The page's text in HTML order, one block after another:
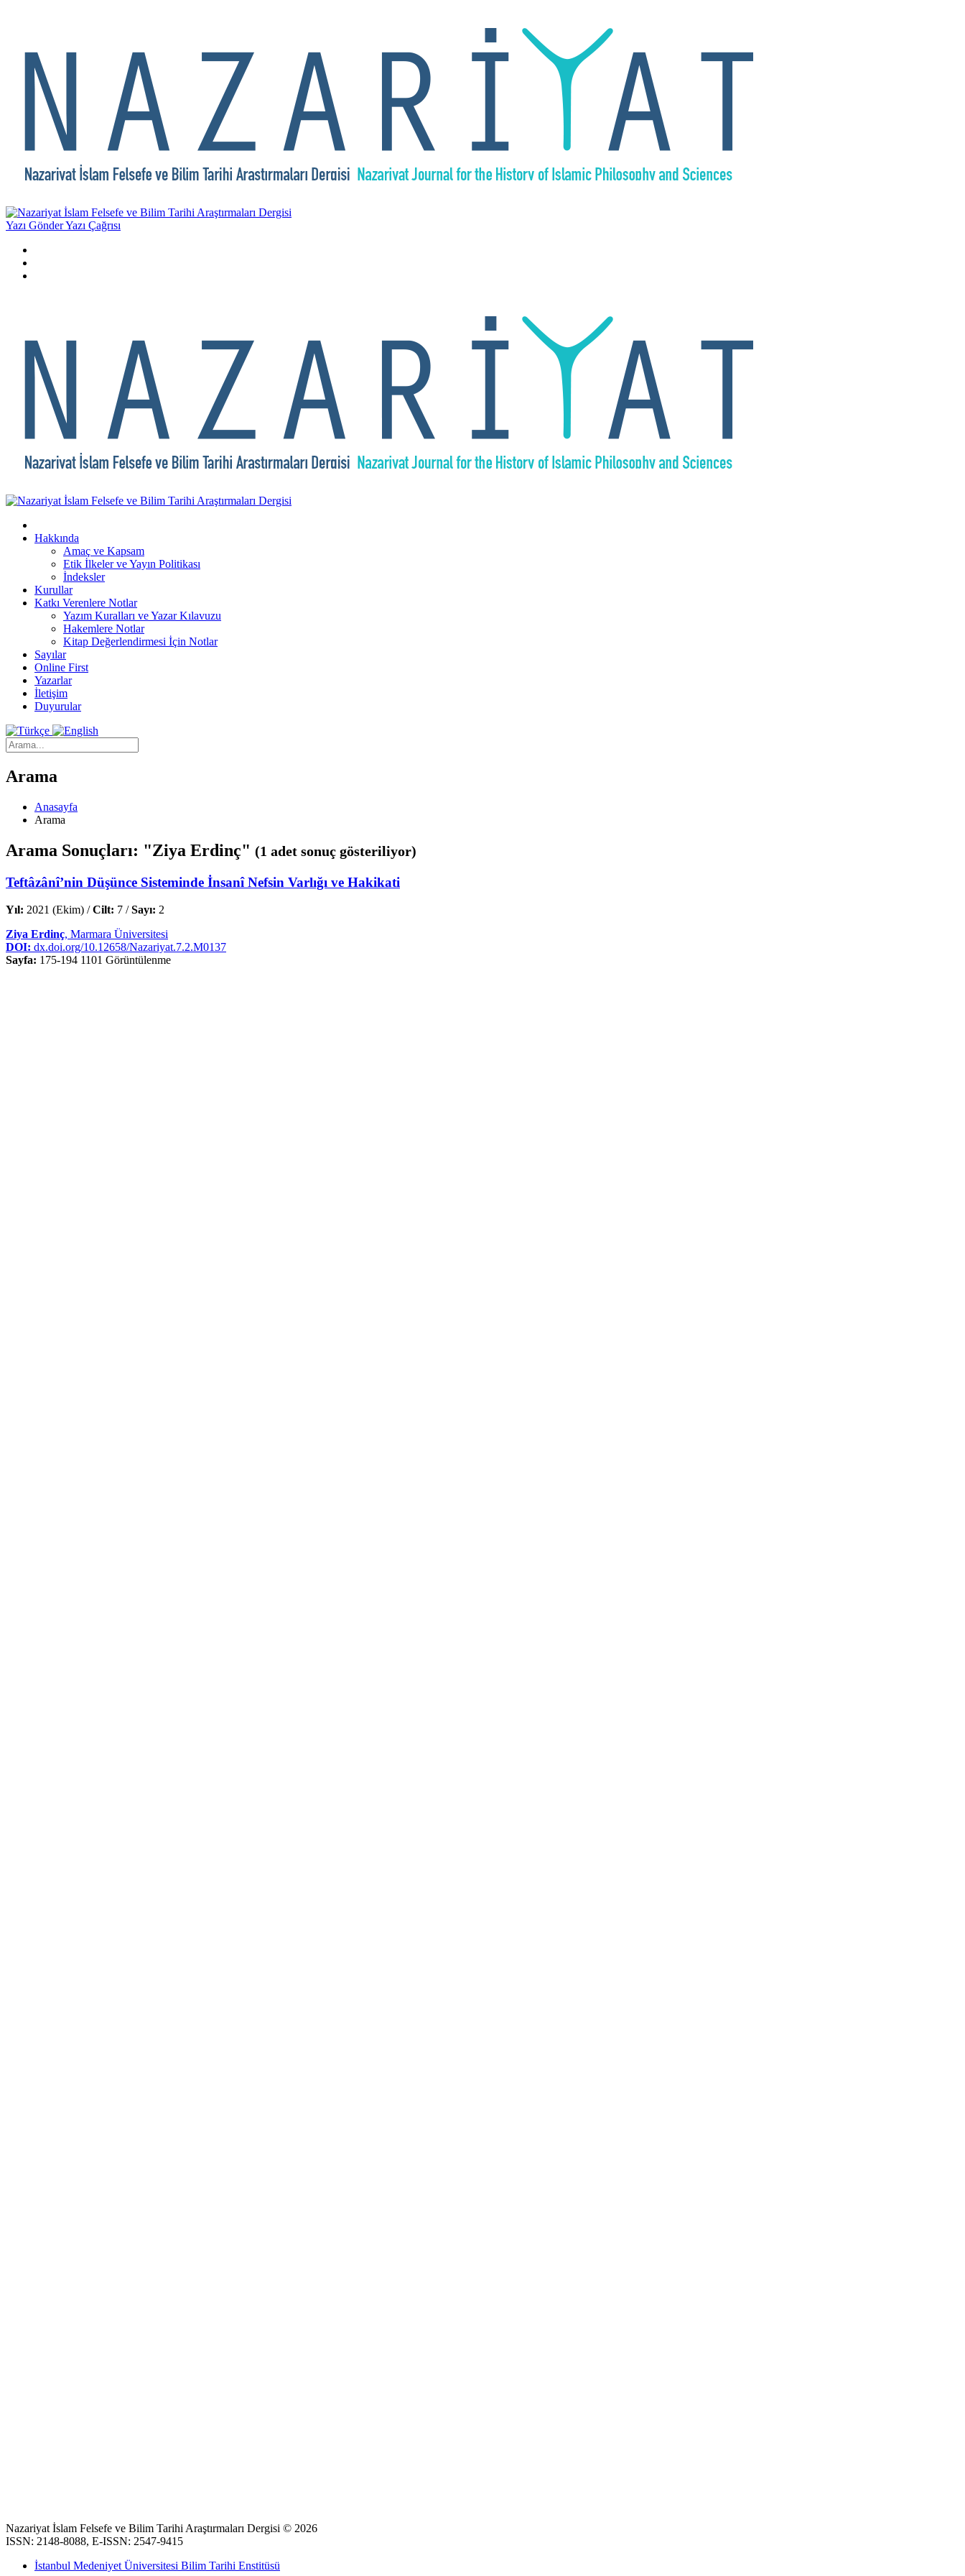
Yazı GönderYazı Çağrısı
Hakkında
Amaç ve Kapsam
Etik İlkeler ve Yayın Politikası
İndeksler
Kurullar
Katkı Verenlere Notlar
Yazım Kuralları ve Yazar Kılavuzu
Hakemlere Notlar
Kitap Değerlendirmesi İçin Notlar
Sayılar
Online First
Yazarlar
İletişim
Duyurular
Arama
Anasayfa
Arama
Arama Sonuçları: "Ziya Erdinç" (1 adet sonuç gösteriliyor)
Teftâzânî’nin Düşünce Sisteminde İnsanî Nefsin Varlığı ve Hakikati
Yıl: 2021 (Ekim) /Cilt: 7 /Sayı: 2
Ziya Erdinç, Marmara Üniversitesi
DOI: dx.doi.org/10.12658/Nazariyat.7.2.M0137
Sayfa: 175-194 1101 Görüntülenme
Nazariyat İslam Felsefe ve Bilim Tarihi Araştırmaları Dergisi © 2026
ISSN: 2148-8088, E-ISSN: 2547-9415
İstanbul Medeniyet Üniversitesi Bilim Tarihi Enstitüsü